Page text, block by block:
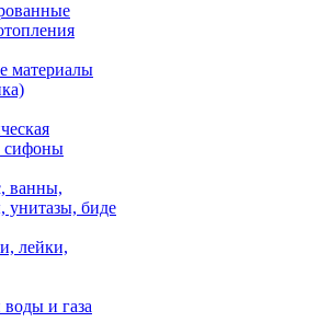
материалы
сифоны
ванны,
унитазы, биде
лейки,
и газа